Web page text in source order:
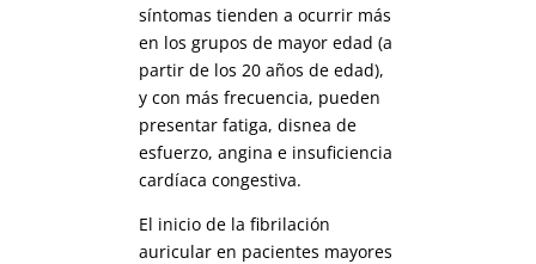
síntomas tienden a ocurrir más
en los grupos de mayor edad (a
partir de los 20 años de edad),
y con más frecuencia, pueden
presentar fatiga, disnea de
esfuerzo, angina e insuficiencia
cardíaca congestiva.
El inicio de la fibrilación
auricular en pacientes mayores